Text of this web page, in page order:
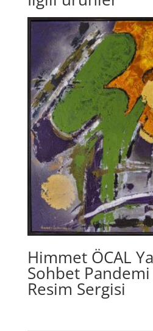
Himmet ÖCAL
Sohbet
Resim Sergisi